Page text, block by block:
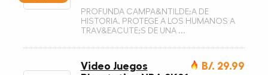
PROFUNDA CAMPA&NTILDE;A DE
HISTORIA. PROTEGE A LOS HUMANOS A
TRAV&EACUTE;S DE UNA ...
B/. 29.99
Video Juegos